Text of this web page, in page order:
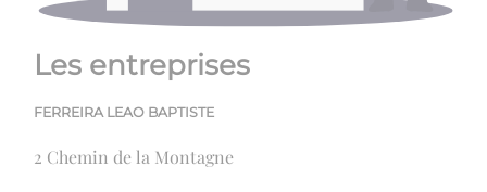
Les entreprises
FERREIRA LEAO BAPTISTE
2 Chemin de la Montagne